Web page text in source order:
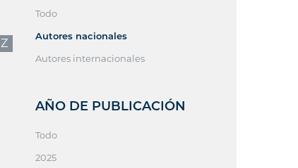
Z
Todo
Autores nacionales
Autores internacionales
AÑO DE PUBLICACIÓN
Todo
2025